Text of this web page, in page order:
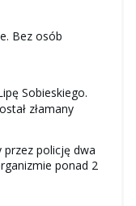
Bez osób
Sobieskiego.
złamany
policję dwa
ponad 2